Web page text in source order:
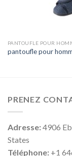
PANTOUFLE POUR
pantoufle pour
PRENEZ
Adresse:4906
States
Téléphone: +1